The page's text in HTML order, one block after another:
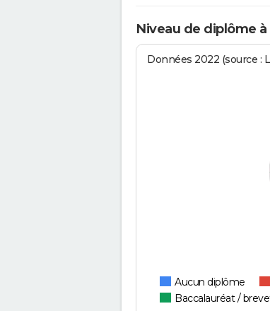
Niveau de diplôme à
Données 2022 (source :
Aucun diplôme
Baccalauréat /